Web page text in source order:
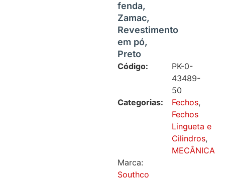
fenda,
Zamac,
Revestimento
em pó,
Preto
Código:
PK-0-
43489-
50
Categorias:
Fechos,
Fechos
Lingueta e
Cilindros,
MECÂNICA
Marca:
Southco